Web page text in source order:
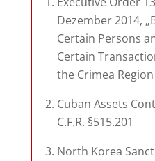
Dezember 2014,
Certain Persons
Certain
the Crimea
Cuban Assets
C.F.R. §515.201
North Korea